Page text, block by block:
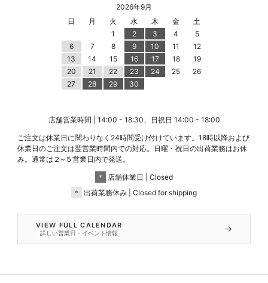
2026年9月
日
月 火 水 木 金
土
1
2 3 4
5
6
7 8 9 10 11
12
13
14 15 16 17 18
19
20
21 22 23 24 25
26
27
28 29 30
店舗営業時間 | 14:00 - 18:30、日祝日 14:00 - 18:00
ご注文は休業日に関わりなく24時間受け付けています。18時以降および
休業日のご注文は翌営業時間内での対応。日曜・祝日の出荷業務はお休
み。通常は２~５営業日内で発送。
＊
店舗休業日 | Closed
＊
出荷業務休み | Closed for shipping
VIEW FULL CALENDAR
詳しい営業日・イベント情報 →